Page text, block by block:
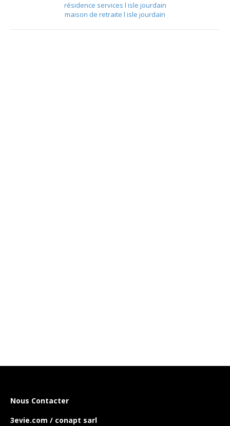
résidence services l isle jourdain
maison de retraite l isle jourdain
Nous Contacter
3evie.com / conapt sarl